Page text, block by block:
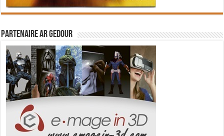
Partenaire Ar Gedour